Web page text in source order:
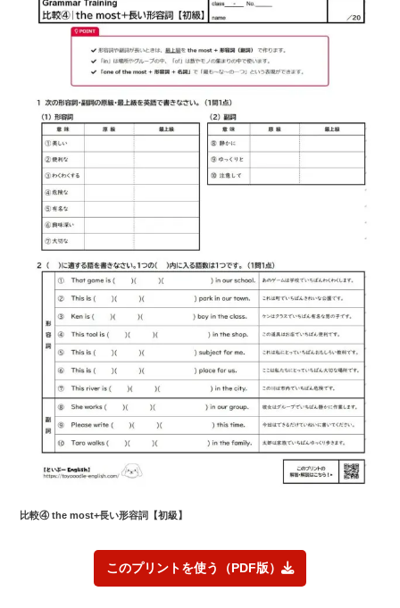
比較④ the most+長い形容詞【初級】
このプリントを使う（PDF版）